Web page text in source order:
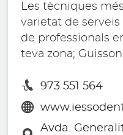
Les tècniques
varietat de
de professionals
teva zona;
973 551 564
Avda.